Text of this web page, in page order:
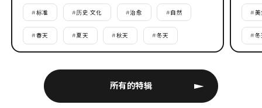
所有的特辑
#标准 #历史·文化 #治愈 #自然
#春天 #夏天 #秋天 #冬天
#美
#冬